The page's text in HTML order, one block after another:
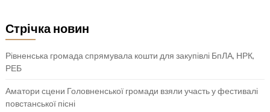
Стрічка новин
Рівненська громада спрямувала кошти для закупівлі БпЛА, НРК,
РЕБ
Аматори сцени Головненської громади взяли участь у фестивалі
повстанської пісні